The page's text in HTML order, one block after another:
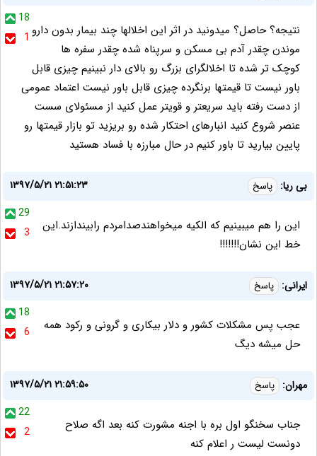
18
1 نتیجه؟ حاصل؟ میدونید در اثر این اخلالها چند بیمار بدون دارو
موندن چقدر آدم بی مسکن و سرپناه شده چقدر سفره ها
کوچک تر شده تا اخلالگرای بزرگ رو بالای دار نبینیم چیزی قابل
باور نیست تا قیمتها برنگرده چیزی قابل باور نیست اعتماد عمومی
از دست رفته باید سریعتر و قویتر عمل کنید از مسئولای سست
عنصر شروع کنید انبارهای احتکار شده رو بریزید تو بازار قیمتها رو
پایین بیارید تا باور کنیم در حال مبارزه با فساد هستید
بی ریا: پاسخ
۱۳۹۷/۵/۲۱ ۲۱:۵۱:۲۳
29
3
این را هم میبینیم که الکیه میخواهندصدامردم رابیندازند.این
خط این نشان!!!!!!!
ایرانی: پاسخ
۱۳۹۷/۵/۲۱ ۲۱:۵۷:۲۰
18
6
عجب پس مشکلات کشور و دلار بیکاری و گرونی و رکود همه
حل میشه دیگ
مهران: پاسخ
۱۳۹۷/۵/۲۱ ۲۱:۵۹:۵۰
22
2
جناب سخنگو اول بره با اجنه مشورت کنه بعد اگه صلاح
دونست لیست ر اعلام کنه